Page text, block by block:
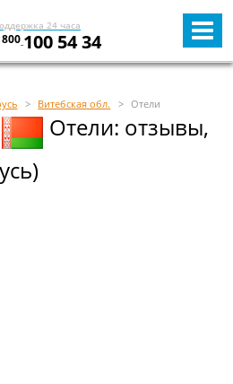
24 часа
100 54 34
Витебская обл. Отели
Отели: отзывы,